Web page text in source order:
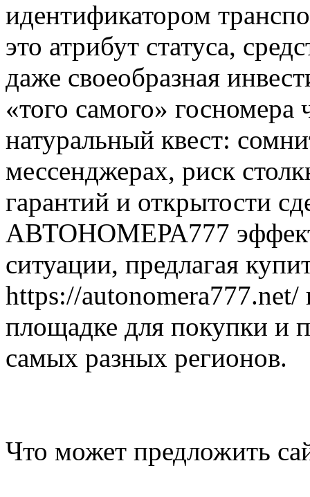
идентификатором
это атрибут статуса,
даже своеобразная
«того самого» госномера
натуральный квест:
мессенджерах, риск
гарантий и открытости
АВТОНОМЕРА777
ситуации, предлагая
https://
площадке для покупки и
самых разных регионов.
Что может предложить